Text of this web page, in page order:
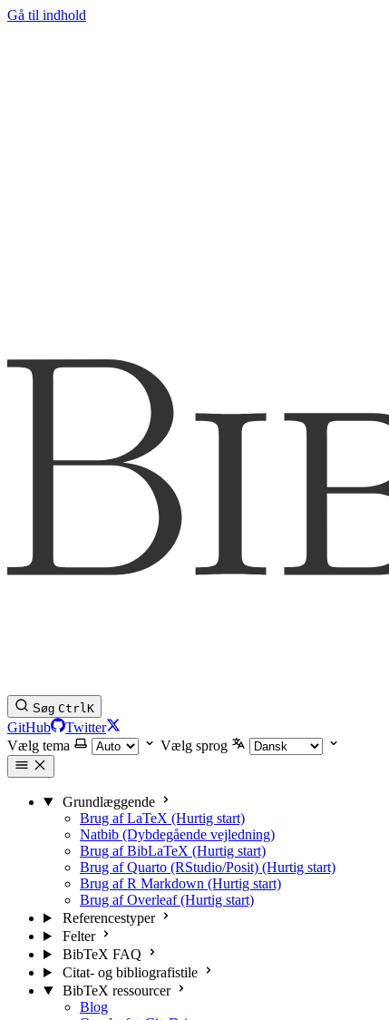
Gå til indhold
Søg CtrlK
GitHub
Twitter
Vælg tema
Vælg sprog
Grundlæggende
Brug af LaTeX (Hurtig start)
Natbib (Dybdegående vejledning)
Brug af BibLaTeX (Hurtig start)
Brug af Quarto (RStudio/Posit) (Hurtig start)
Brug af R Markdown (Hurtig start)
Brug af Overleaf (Hurtig start)
Referencestyper
Felter
BibTeX FAQ
Citat- og bibliografistile
BibTeX ressourcer
Blog